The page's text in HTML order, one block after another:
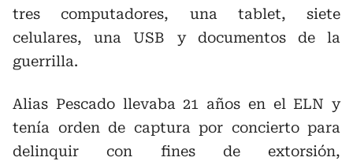
tres computadores, una tablet, siete
celulares, una USB y documentos de la
guerrilla.
Alias Pescado llevaba 21 años en el ELN y
tenía orden de captura por concierto para
delinquir con fines de extorsión,